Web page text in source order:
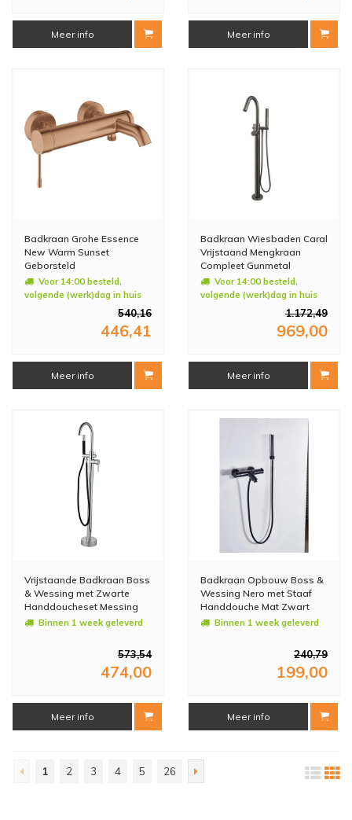
Meer info Meer info
Badkraan Grohe Essence
New Warm Sunset
Geborsteld
Voor 14:00 besteld,
volgende (werk)dag in huis
540,16
446,41
Meer info
Badkraan Wiesbaden Caral
Vrijstaand Mengkraan
Compleet Gunmetal
Voor 14:00 besteld,
volgende (werk)dag in huis
1.172,49
969,00
Meer info
Vrijstaande Badkraan Boss
& Wessing met Zwarte
Handdoucheset Messing
Chroom
Binnen 1 week geleverd
573,54
474,00
Meer info
Badkraan Opbouw Boss &
Wessing Nero met Staaf
Handdouche Mat Zwart
Binnen 1 week geleverd
240,79
199,00
Meer info
1 2 3 4 5 26